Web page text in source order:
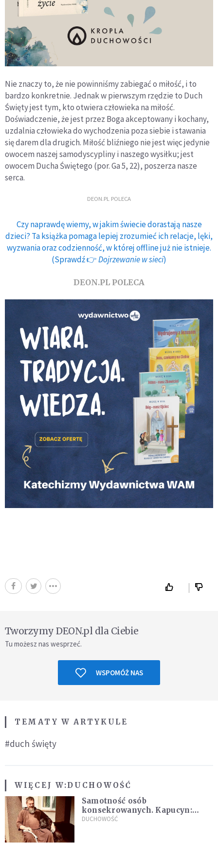
Nie znaczy to, że nie powinniśmy zabiegać o miłość, i to
bardzo konkretnie. Jednak w pierwszym rzędzie to Duch
Święty jest tym, kto otwiera człowieka na miłość.
Doświadczenie, że jest przez Boga akceptowany i kochany,
uzdalnia człowieka do wychodzenia poza siebie i stawania
się darem dla drugich. Miłość bliźniego nie jest więc jedynie
owocem naszej samodyscypliny i naszego wysiłku; jest
owocem Ducha Świętego (por. Ga 5, 22), poszerza nasze
serca.
DEON.PL POLECA
Czy naprawdę wiemy, w jakim świecie dorastają nasze
dzieci? Ta książka pomaga lepiej zrozumieć ich relacje, lęki,
wyzwania oraz codzienność, w której offline już nie istnieje.
(Sprawdź 👉Dojrzewanie w sieci)
DEON.PL POLECA
Tworzymy DEON.pl dla Ciebie
Tu możesz nas wesprzeć.
WSPOMÓŻ NAS
TEMATY W ARTYKULE
#duch święty
WIĘCEJ W:DUCHOWOŚĆ
Samotność osób
konsekrowanych. Kapucyn:
Życie w pojedynkę rzadko jest
DUCHOWOŚĆ